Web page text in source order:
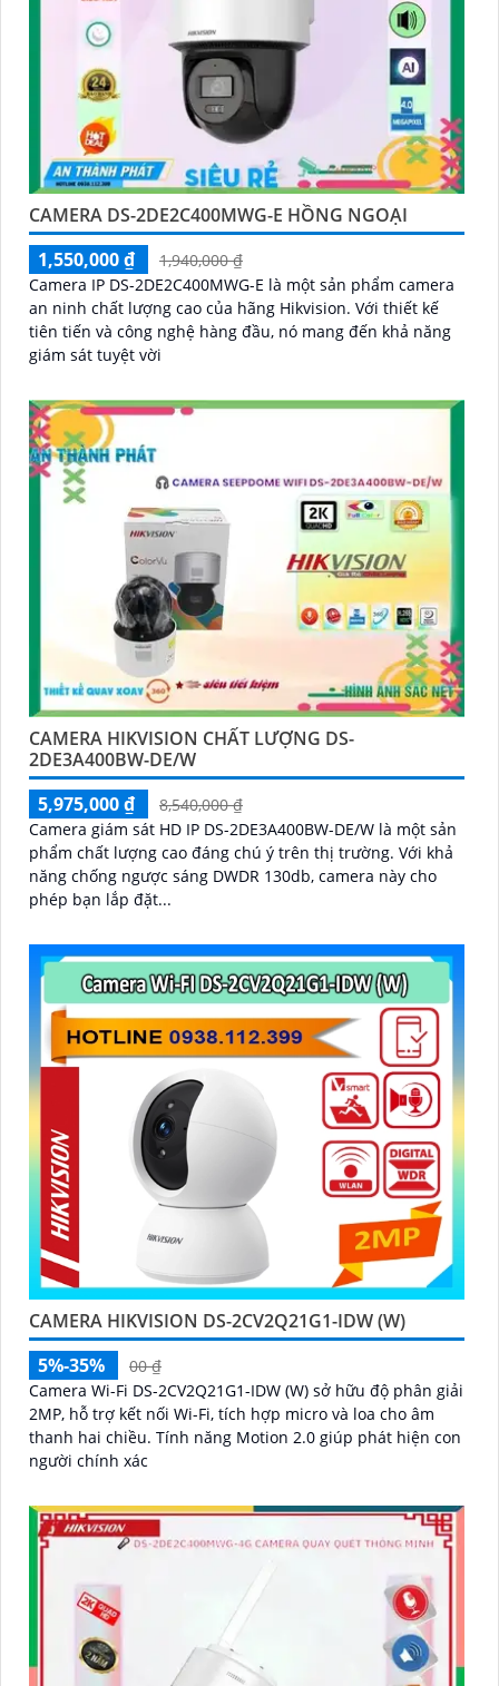
CAMERA DS-2DE2C400MWG-E HỒNG NGOẠI
1,550,000 ₫
1,940,000 ₫
Camera IP DS-2DE2C400MWG-E là một sản phẩm camera
an ninh chất lượng cao của hãng Hikvision. Với thiết kế
tiên tiến và công nghệ hàng đầu, nó mang đến khả năng
giám sát tuyệt vời
CAMERA HIKVISION CHẤT LƯỢNG DS-
2DE3A400BW-DE/W
5,975,000 ₫
8,540,000 ₫
Camera giám sát HD IP DS-2DE3A400BW-DE/W là một sản
phẩm chất lượng cao đáng chú ý trên thị trường. Với khả
năng chống ngược sáng DWDR 130db, camera này cho
phép bạn lắp đặt...
CAMERA HIKVISION DS-2CV2Q21G1-IDW (W)
5%-35%
00 ₫
Camera Wi-Fi DS-2CV2Q21G1-IDW (W) sở hữu độ phân giải
2MP, hỗ trợ kết nối Wi-Fi, tích hợp micro và loa cho âm
thanh hai chiều. Tính năng Motion 2.0 giúp phát hiện con
người chính xác